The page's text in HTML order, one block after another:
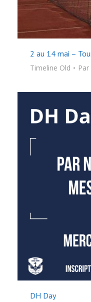
2 au 14 mai –
Timeline Old Par
DH Day